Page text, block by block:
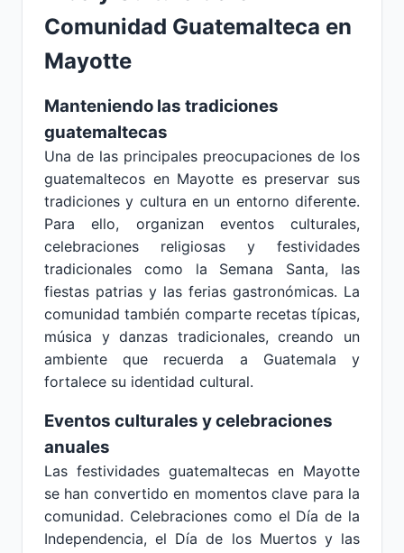
Comunidad Guatemalteca en
Mayotte
Manteniendo las tradiciones
guatemaltecas
Una de las principales preocupaciones de los
guatemaltecos en Mayotte es preservar sus
tradiciones y cultura en un entorno diferente.
Para ello, organizan eventos culturales,
celebraciones religiosas y festividades
tradicionales como la Semana Santa, las
fiestas patrias y las ferias gastronómicas. La
comunidad también comparte recetas típicas,
música y danzas tradicionales, creando un
ambiente que recuerda a Guatemala y
fortalece su identidad cultural.
Eventos culturales y celebraciones
anuales
Las festividades guatemaltecas en Mayotte
se han convertido en momentos clave para la
comunidad. Celebraciones como el Día de la
Independencia, el Día de los Muertos y las